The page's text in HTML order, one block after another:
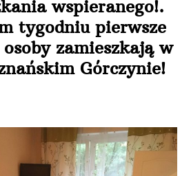
wspieranego!.
tygodniu pierwsze
zamieszkają w
Górczynie!